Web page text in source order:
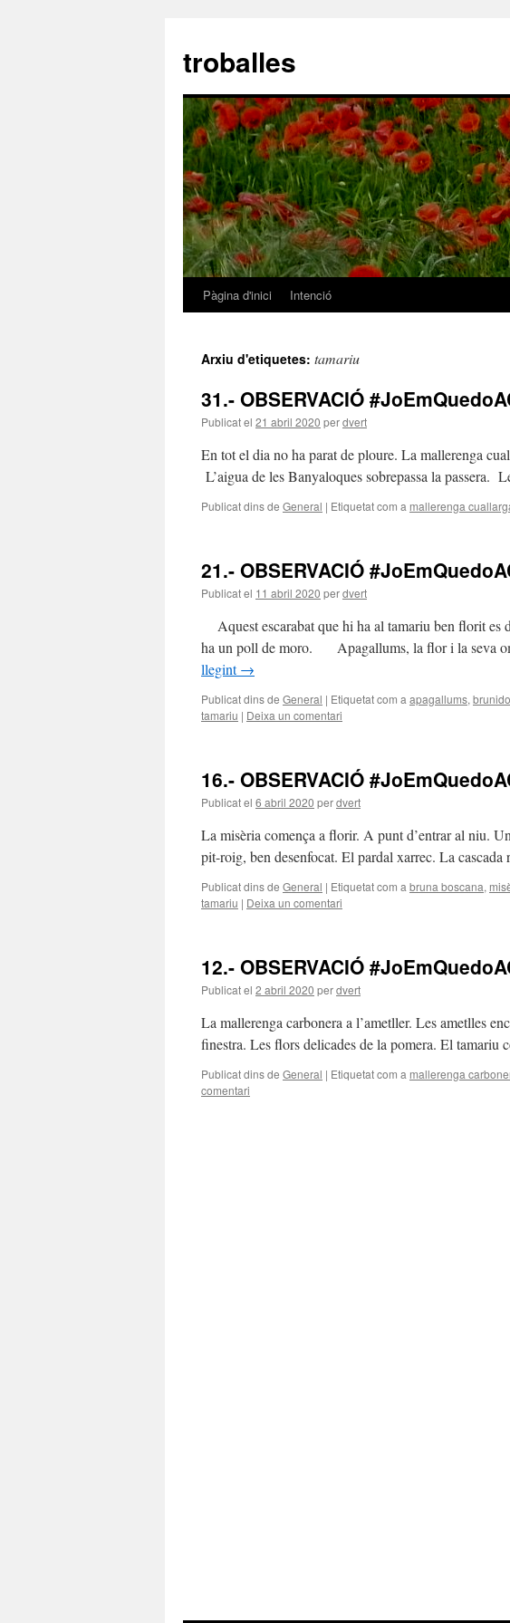
troballes
Vés
contingut
Pàgina d'inici Intenció
Arxiu d'etiquetes: tamariu
31.- OBSERVACIÓ
Publicat el 21 abril 2020 perdvert
En tot el dia no ha parat de ploure. La mallerenga
L’aigua de les Banyaloques sobrepassa la passera.
Publicat dins de General | Etiquetat com a mallerenga
21.- OBSERVACIÓ
Publicat el 11 abril 2020 perdvert
Aquest escarabat que hi ha al tamariu ben florit
ha un poll de moro. Apagallums, la flor i la seva
llegint→
Publicat dins de General | Etiquetat com a apagallums,
tamariu | Deixa un comentari
16.- OBSERVACIÓ
Publicat el 6 abril 2020 perdvert
La misèria comença a florir. A punt d’entrar al niu.
pit-roig, ben desenfocat. El pardal xarrec. La cascada
Publicat dins de General | Etiquetat com a bruna boscana,
tamariu | Deixa un comentari
12.- OBSERVACIÓ
Publicat el 2 abril 2020 perdvert
La mallerenga carbonera a l’ametller. Les ametlles
finestra. Les flors delicades de la pomera. El tamariu
Publicat dins de General | Etiquetat com a mallerenga
comentari